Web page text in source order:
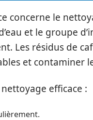
concerne le
et le groupe
Les résidus de
et contaminer
efficace :